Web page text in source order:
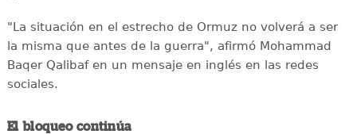
"La situación en el estrecho de Ormuz no volverá a ser
la misma que antes de la guerra", afirmó Mohammad
Baqer Qalibaf en un mensaje en inglés en las redes
sociales.
El bloqueo continúa